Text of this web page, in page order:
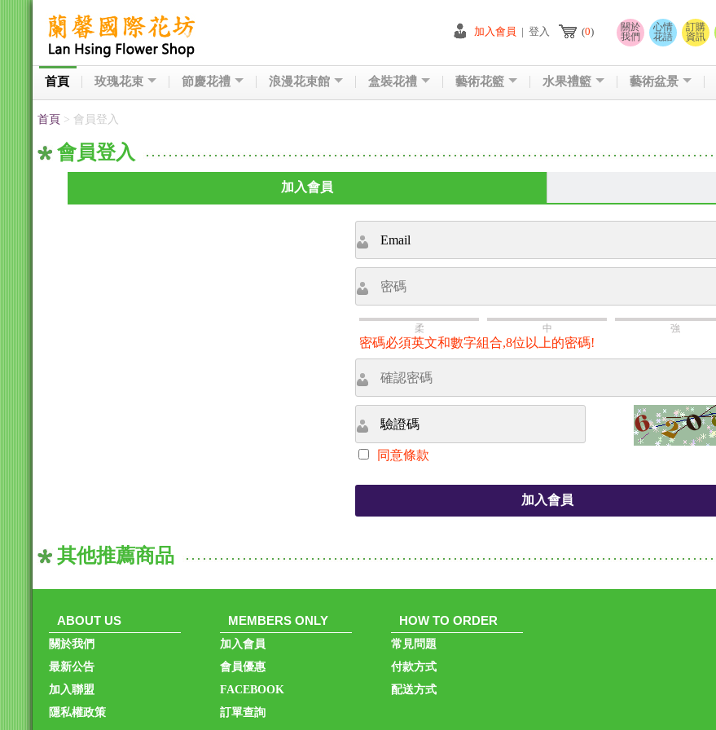
關於
我們
心情
花語
訂購
資訊
加入會員 | 登入 (0)
首頁 玫瑰花束 節慶花禮 浪漫花束館 盒裝花禮 藝術花籃 水果禮籃 藝術盆景
首頁 > 會員登入
會員登入
加入會員
柔 中 強
密碼必須英文和數字組合,8位以上的密碼!
同意條款
其他推薦商品
ABOUT US
關於我們
最新公告
加入聯盟
隱私權政策
MEMBERS ONLY
加入會員
會員優惠
FACEBOOK
訂單查詢
HOW TO ORDER
常見問題
付款方式
配送方式